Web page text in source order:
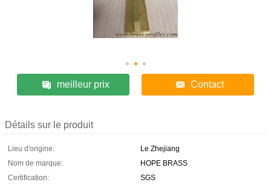
meilleur prix Contact
Détails sur le produit
Lieu d'origine:
Le Zhejiang
Nom de marque:
HOPE BRASS
Certification:
SGS